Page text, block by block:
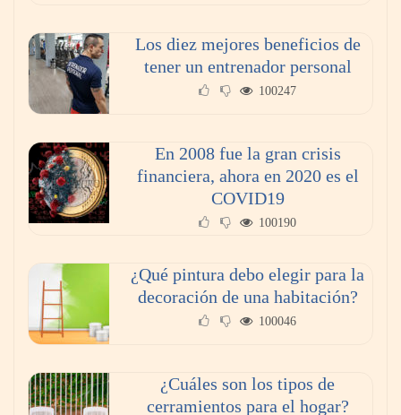
La omnicanalidad redefine la forma de
planear viajes en México
Los diez mejores beneficios de
tener un entrenador personal
100247
En 2008 fue la gran crisis
financiera, ahora en 2020 es el
COVID19
100190
¿Qué pintura debo elegir para la
decoración de una habitación?
100046
¿Cuáles son los tipos de
cerramientos para el hogar?